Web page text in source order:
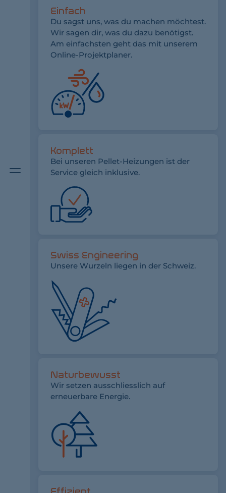
Einfach
Du sagst uns, was du machen möchtest.
Wir sagen dir, was du dazu benötigst.
Am einfachsten geht das mit unserem
Online-Projektplaner.
Komplett
Bei unseren Pellet-Heizungen ist der
Service gleich inklusive.
Swiss Engineering
Unsere Wurzeln liegen in der Schweiz.
Naturbewusst
Wir setzen ausschliesslich auf
erneuerbare Energie.